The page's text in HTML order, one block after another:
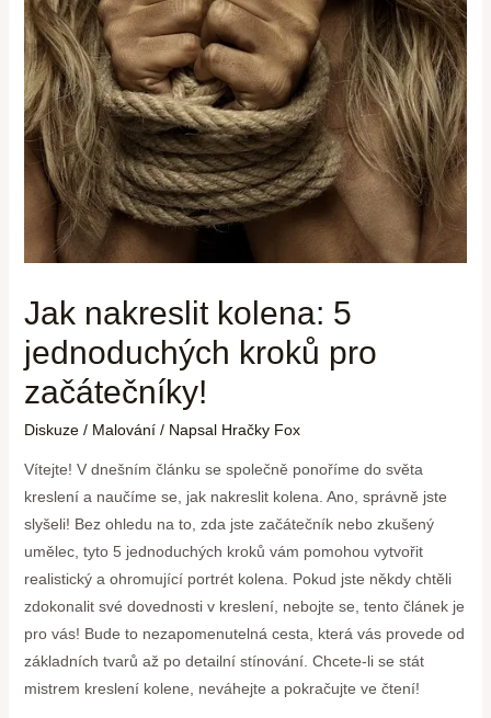
Jak nakreslit kolena: 5
jednoduchých kroků pro
začátečníky!
Diskuze / Malování/ Napsal Hračky Fox
Vítejte! V dnešním článku se společně ponoříme do světa
kreslení a naučíme se, jak nakreslit kolena. Ano, správně jste
slyšeli! Bez ohledu na to, zda jste začátečník nebo zkušený
umělec, tyto 5 jednoduchých kroků vám pomohou vytvořit
realistický a ohromující portrét kolena. Pokud jste někdy chtěli
zdokonalit své dovednosti v kreslení, nebojte se, tento článek je
pro vás! Bude to nezapomenutelná cesta, která vás provede od
základních tvarů až po detailní stínování. Chcete-li se stát
mistrem kreslení kolene, neváhejte a pokračujte ve čtení!